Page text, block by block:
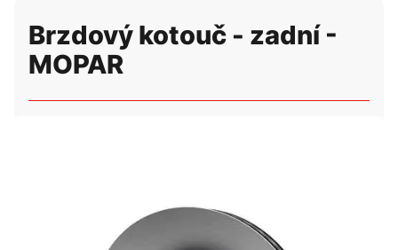
Brzdový kotouč - zadní -
MOPAR